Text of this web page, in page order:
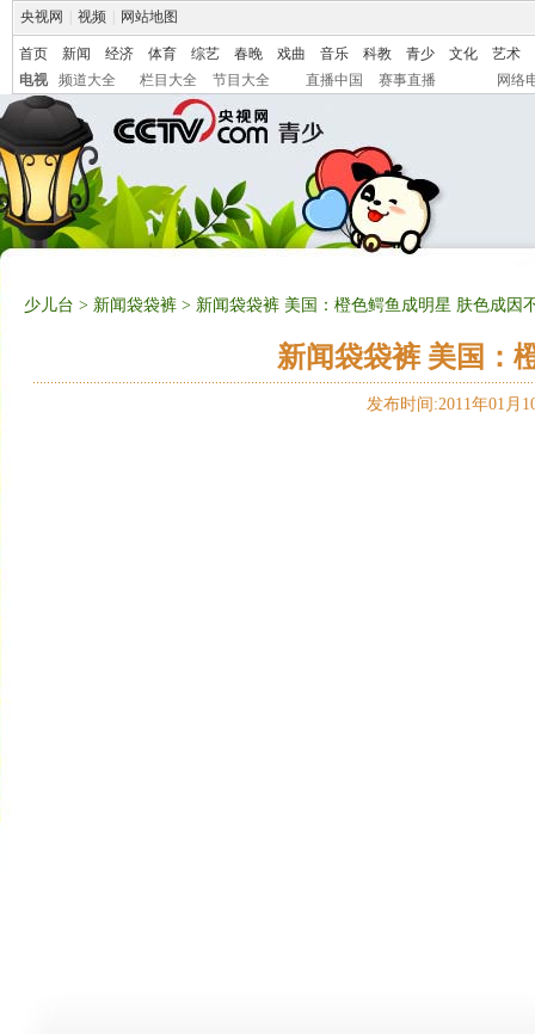
央视网 视频 网站地图
首页 新闻 经济 体育 综艺 春晚 戏曲 音乐 科教 青少 文化
艺术
电视
频道大全 栏目大全 节目大全 直播中国 赛事直播 网络
少儿台 > 新闻袋袋裤 > 新闻袋袋裤 美国：橙色鳄鱼成明星 肤色成因
新闻袋袋裤 美国：
发布时间:2011年01月